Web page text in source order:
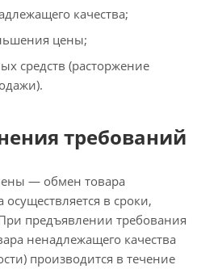
качества;
цены;
средств (расторжение
требований
— обмен товара
в сроки,
предъявлении требования
ненадлежащего качества
производится в течение